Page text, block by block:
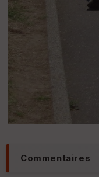
Commentaires